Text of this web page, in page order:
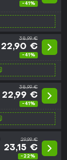
-41%
38,99 €
22,90 €
-41%
38,99 €
22,99 €
-41%
29,99 €
23,15 €
-22%